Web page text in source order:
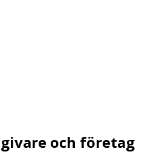
och företag